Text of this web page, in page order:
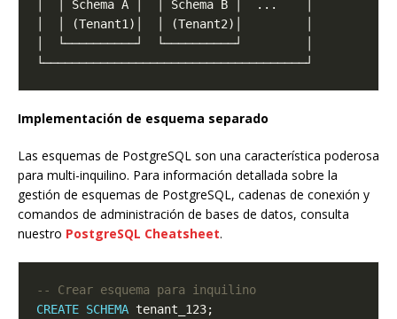
Implementación de esquema separado
Las esquemas de PostgreSQL son una característica poderosa
para multi-inquilino. Para información detallada sobre la
gestión de esquemas de PostgreSQL, cadenas de conexión y
comandos de administración de bases de datos, consulta
nuestro PostgreSQL Cheatsheet.
CREATE SCHEMA